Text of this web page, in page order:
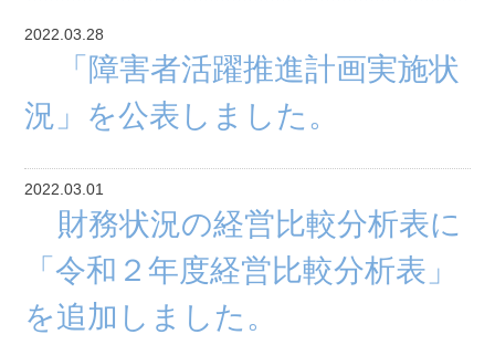
2022.03.28
「障害者活躍推進計画実施状
況」を公表しました。
2022.03.01
財務状況の経営比較分析表に
「令和２年度経営比較分析表」
を追加しました。